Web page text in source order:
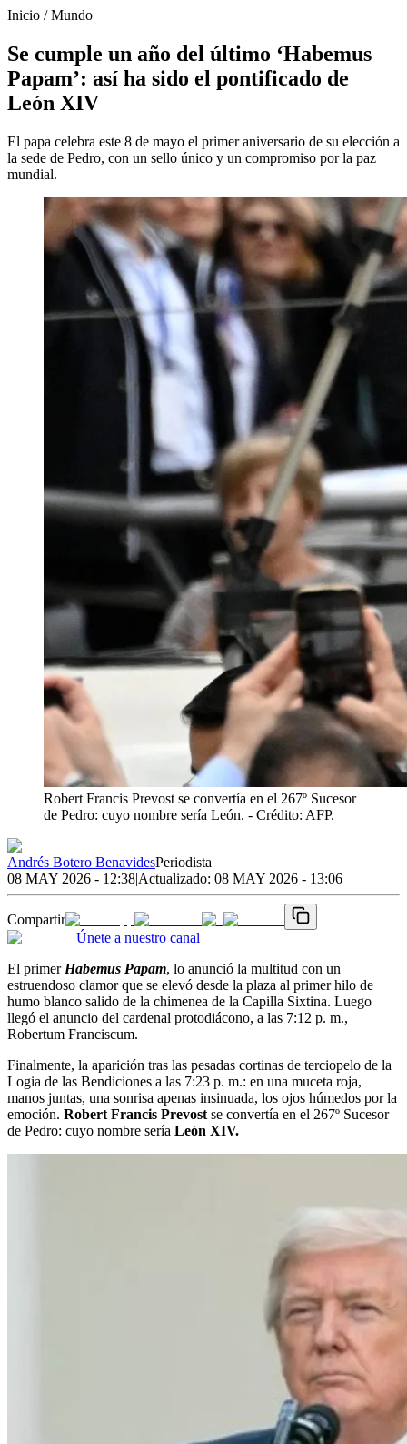
Inicio /Mundo
Se cumple un año del último ‘Habemus
Papam’: así ha sido el pontificado de
León XIV
El papa celebra este 8 de mayo el primer aniversario de su elección a
la sede de Pedro, con un sello único y un compromiso por la paz
mundial.
Robert Francis Prevost se convertía en el 267º Sucesor
de Pedro: cuyo nombre sería León. - Crédito: AFP.
Andrés Botero BenavidesPeriodista
08 MAY 2026 - 12:38|Actualizado: 08 MAY 2026 - 13:06
Compartir
Únete a nuestro canal
El primer Habemus Papam, lo anunció la multitud con un
estruendoso clamor que se elevó desde la plaza al primer hilo de
humo blanco salido de la chimenea de la Capilla Sixtina. Luego
llegó el anuncio del cardenal protodiácono, a las 7:12 p. m.,
Robertum Franciscum.
Finalmente, la aparición tras las pesadas cortinas de terciopelo de la
Logia de las Bendiciones a las 7:23 p. m.: en una muceta roja,
manos juntas, una sonrisa apenas insinuada, los ojos húmedos por la
emoción. Robert Francis Prevost se convertía en el 267º Sucesor
de Pedro: cuyo nombre sería León XIV.